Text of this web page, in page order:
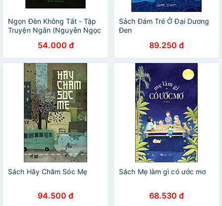
Ngọn Đèn Không Tắt - Tập
Truyện Ngắn (Nguyễn Ngọc
54.000 đ
Sách Đám Trẻ Ở Đại Dương
Đen
89.250 đ
Sách Hãy Chăm Sóc Mẹ
94.500 đ
Sách Mẹ làm gì có ước mơ
68.530 đ